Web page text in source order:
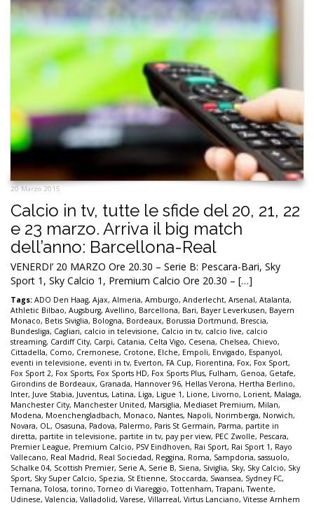
20 Marzo 2015
Calcio in tv, tutte le sfide del 20, 21, 22
e 23 marzo. Arriva il big match
dell’anno: Barcellona-Real
VENERDI’ 20 MARZO Ore 20.30 – Serie B: Pescara-Bari, Sky
Sport 1, Sky Calcio 1, Premium Calcio Ore 20.30 – […]
Tags: ADO Den Haag, Ajax, Almeria, Amburgo, Anderlecht, Arsenal, Atalanta,
Athletic Bilbao, Augsburg, Avellino, Barcellona, Bari, Bayer Leverkusen, Bayern
Monaco, Betis Siviglia, Bologna, Bordeaux, Borussia Dortmund, Brescia,
Bundesliga, Cagliari, calcio in televisione, Calcio in tv, calcio live, calcio
streaming, Cardiff City, Carpi, Catania, Celta Vigo, Cesena, Chelsea, Chievo,
Cittadella, Como, Cremonese, Crotone, Elche, Empoli, Envigado, Espanyol,
eventi in televisione, eventi in tv, Everton, FA Cup, Fiorentina, Fox, Fox Sport,
Fox Sport 2, Fox Sports, Fox Sports HD, Fox Sports Plus, Fulham, Genoa, Getafe,
Girondins de Bordeaux, Granada, Hannover 96, Hellas Verona, Hertha Berlino,
Inter, Juve Stabia, Juventus, Latina, Liga, Ligue 1, Lione, Livorno, Lorient, Malaga,
Manchester City, Manchester United, Marsiglia, Mediaset Premium, Milan,
Modena, Moenchengladbach, Monaco, Nantes, Napoli, Norimberga, Norwich,
Novara, OL , Osasuna, Padova, Palermo, Paris St Germain, Parma, partite in
diretta, partite in televisione, partite in tv, pay per view, PEC Zwolle, Pescara,
Premier League, Premium Calcio, PSV Eindhoven, Rai Sport, Rai Sport 1, Rayo
Vallecano, Real Madrid, Real Sociedad, Reggina, Roma, Sampdoria, sassuolo,
Schalke 04, Scottish Premier, Serie A, Serie B, Siena, Siviglia, Sky, Sky Calcio, Sky
Sport, Sky Super Calcio, Spezia, St Etienne, Stoccarda, Swansea, Sydney FC,
Ternana,Tolosa, torino,Torneo di Viareggio,Tottenham,Trapani,Twente,
Udinese, Valencia, Valladolid, Varese, Villarreal, Virtus Lanciano, Vitesse Arnhem